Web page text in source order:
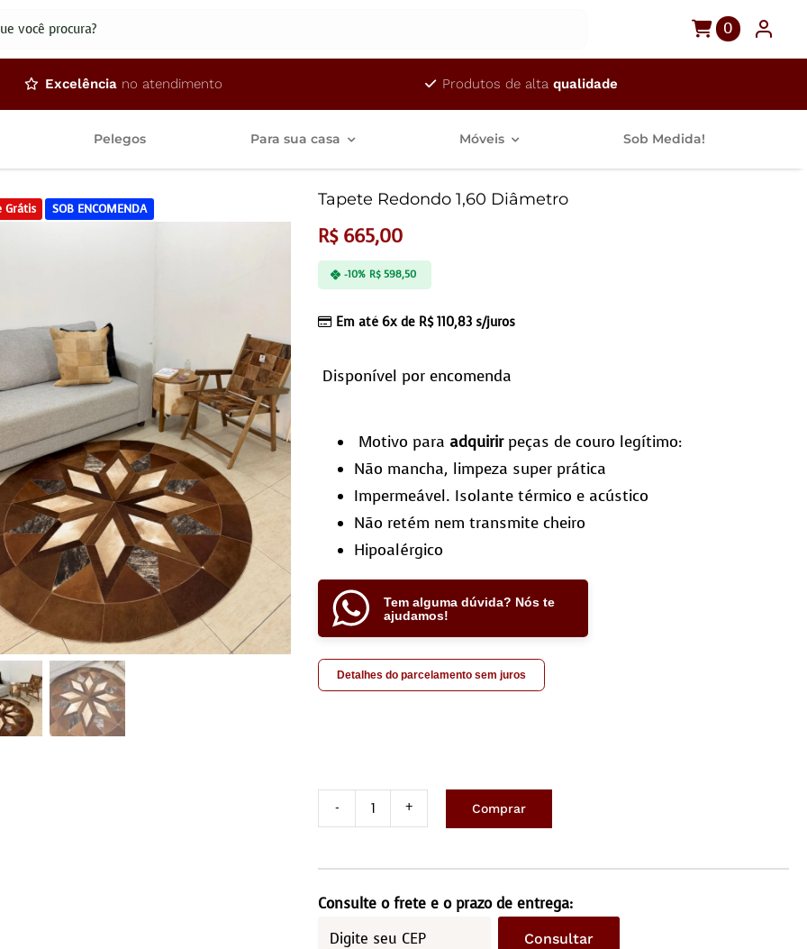
0
Excelência no atendimento Produtos de altaqualidade
Pelegos Para sua casa Móveis Sob Medida!
Grátis SOB ENCOMENDA Tapete Redondo 1,60 Diâmetro
R$665,00
Em até 6x de R$110,83 s/juros
-10% R$598,50
Disponível por encomenda
Motivo para adquirirpeças de couro legítimo:
Não mancha, limpeza super prática
Impermeável. Isolante térmico e acústico
Não retém nem transmite cheiro
Hipoalérgico
Tem alguma dúvida? Nós te
ajudamos!
Detalhes do parcelamento sem juros
1,60
Diâmetro
quantidade
Comprar
Consulte o frete e o prazo de entrega:
Consultar